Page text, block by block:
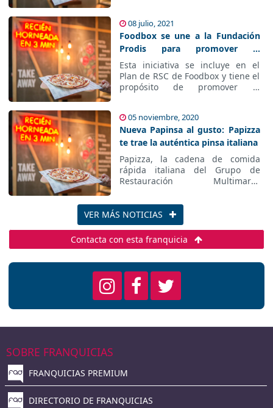
08 julio, 2021
Foodbox se une a la Fundación
Prodis para promover la
inclusión de jóvenes con
discapacidad intelectual
Esta iniciativa se incluye en el
Plan de RSC de Foodbox y tiene el
propósito de promover el
desigualdades.
05 noviembre, 2020
Nueva Papinsa al gusto: Papizza
te trae la auténtica pinsa italiana
Papizza, la cadena de comida
rápida italiana del Grupo de
Restauración Multimarca
productos una nueva referencia
muy especial: la nueva Papinsa al
Gusto, la auténtica pinsa italiana,
que deriva de la focaccia y es el
antepasado directo de la pizza.
VER MÁS NOTICIAS
Contacta con esta franquicia
SOBRE FRANQUICIAS
FRANQUICIAS PREMIUM
DIRECTORIO DE FRANQUICIAS